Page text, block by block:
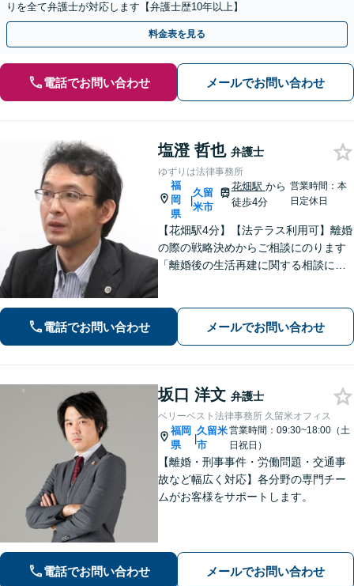
りを全て弁護士が対応します【弁護士歴10年以上】
料金表を見る
電話でお問い合わせ メールでお問い合わせ
塩澄 哲也 弁護士
ゆずりは法律事務所
福
岡
県
|
久留
米市
花畑駅 から
徒歩4分
営業時間：本
日定休日
【花畑駅4分】【法テラス利用可】離婚
の際の戦略決めからご相談にのります
「離婚後の生活再建に関する相談に対
や立ち退き・明け渡しなどの賃貸トラ
ブル」【顧問契約可】
電話でお問い合わせ メールでお問い合わせ
坂口 洋文 弁護士
ベリーベスト法律事務所 久留米オフィス
福岡
県
|
久留米
市
営業時間：09:30~18:00（土
日祝日）
【離婚・刑事事件・労働問題・交通事
故など幅広く対応】各分野の専門チー
ムがお客様をサポートします。
電話でお問い合わせ メールでお問い合わせ